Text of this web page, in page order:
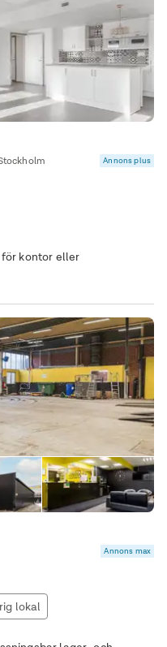
Annons plus
kontor eller
Annons max
lokal